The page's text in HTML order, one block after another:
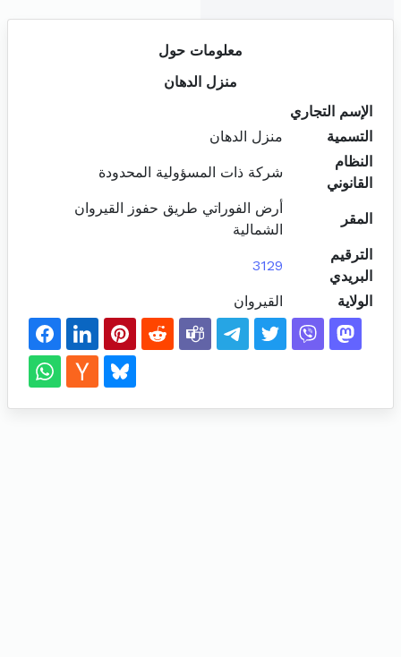
معلومات حول
منزل الدهان
الإسم التجاري
التسمية
منزل الدهان
النظام
القانوني
شركة ذات المسؤولية المحدودة
المقر
أرض الفوراتي طريق حفوز القيروان
الشمالية
الترقيم
البريدي
3129
الولاية القيروان